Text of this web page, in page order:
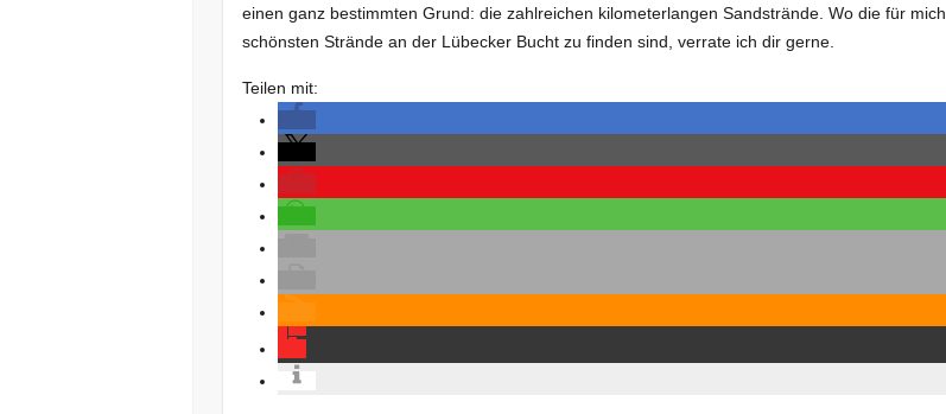
einen ganz bestimmten Grund: die zahlreichen kilometerlangen Sandstrände. Wo die für mich
schönsten Strände an der Lübecker Bucht zu finden sind, verrate ich dir gerne.
Teilen mit: